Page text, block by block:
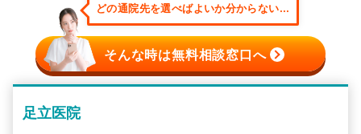
どの通院先を選べばよいか分からない...
そんな時は無料相談窓口へ
足立医院